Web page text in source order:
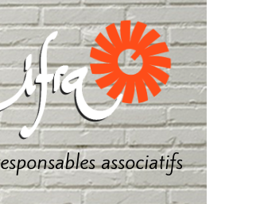
associatifs